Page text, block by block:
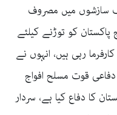
سازشوں میں مصروف
پاکستان کو توڑنے کیلئے
رہی ہیں، انہوں نے
قوت مسلح افواج
کا دفاع کیا ہے، سردار